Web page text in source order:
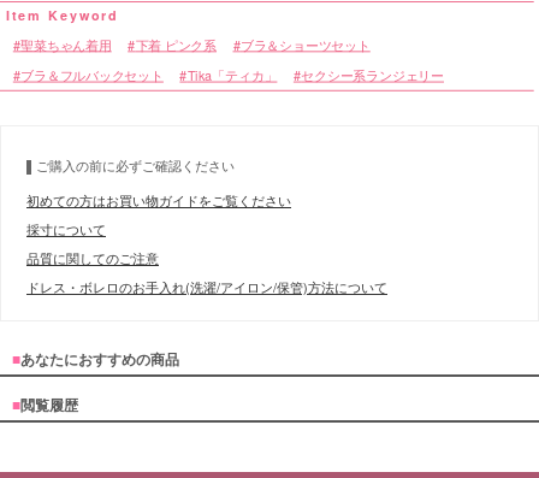
聖菜ちゃん着用 下着 ピンク系 ブラ＆ショーツセット
ブラ＆フルバックセット Tika「ティカ」 セクシー系ランジェリー
ご購入の前に必ずご確認ください
初めての方はお買い物ガイドをご覧ください
採寸について
品質に関してのご注意
ドレス・ボレロのお手入れ(洗濯/アイロン/保管)方法について
■あなたにおすすめの商品
■閲覧履歴